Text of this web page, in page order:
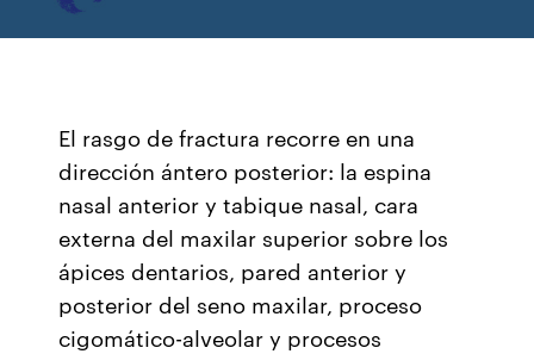
El rasgo de fractura recorre en una
dirección ántero posterior: la espina
nasal anterior y tabique nasal, cara
externa del maxilar superior sobre los
ápices dentarios, pared anterior y
posterior del seno maxilar, proceso
cigomático-alveolar y procesos